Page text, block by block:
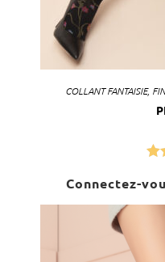
COLLANT FANTAISIE,
Connectez-